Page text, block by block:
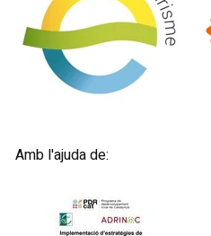
Amb l'ajuda de: